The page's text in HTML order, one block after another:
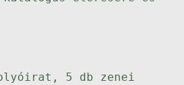
5 db zenei